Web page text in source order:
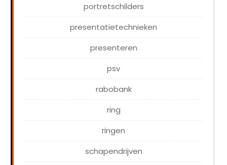
portretschilders
presentatietechnieken
presenteren
psv
rabobank
ring
ringen
schapendrijven